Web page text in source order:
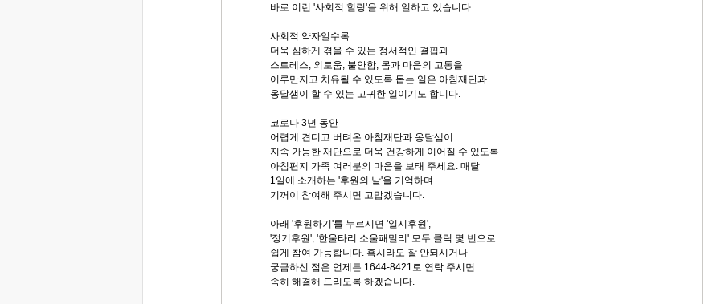
바로 이런 '사회적 힐링'을 위해 일하고 있습니다.
사회적 약자일수록
더욱 심하게 겪을 수 있는 정서적인 결핍과
스트레스, 외로움, 불안함, 몸과 마음의 고통을
어루만지고 치유될 수 있도록 돕는 일은 아침재단과
옹달샘이 할 수 있는 고귀한 일이기도 합니다.
코로나 3년 동안
어렵게 견디고 버텨온 아침재단과 옹달샘이
지속 가능한 재단으로 더욱 건강하게 이어질 수 있도록
아침편지 가족 여러분의 마음을 보태 주세요. 매달
1일에 소개하는 '후원의 날'을 기억하며
기꺼이 참여해 주시면 고맙겠습니다.
아래 '후원하기'를 누르시면 '일시후원',
'정기후원', '한울타리 소울패밀리' 모두 클릭 몇 번으로
쉽게 참여 가능합니다. 혹시라도 잘 안되시거나
궁금하신 점은 언제든 1644-8421로 연락 주시면
속히 해결해 드리도록 하겠습니다.